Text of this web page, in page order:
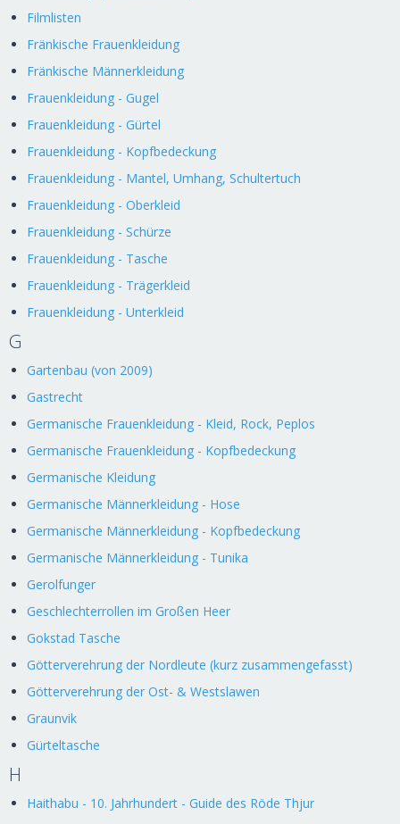
Filmlisten
Fränkische Frauenkleidung
Fränkische Männerkleidung
Frauenkleidung - Gugel
Frauenkleidung - Gürtel
Frauenkleidung - Kopfbedeckung
Frauenkleidung - Mantel, Umhang, Schultertuch
Frauenkleidung - Oberkleid
Frauenkleidung - Schürze
Frauenkleidung - Tasche
Frauenkleidung - Trägerkleid
Frauenkleidung - Unterkleid
G
Gartenbau (von 2009)
Gastrecht
Germanische Frauenkleidung - Kleid, Rock, Peplos
Germanische Frauenkleidung - Kopfbedeckung
Germanische Kleidung
Germanische Männerkleidung - Hose
Germanische Männerkleidung - Kopfbedeckung
Germanische Männerkleidung - Tunika
Gerolfunger
Geschlechterrollen im Großen Heer
Gokstad Tasche
Götterverehrung der Nordleute (kurz zusammengefasst)
Götterverehrung der Ost- & Westslawen
Graunvik
Gürteltasche
H
Haithabu - 10. Jahrhundert - Guide des Röde Thjur